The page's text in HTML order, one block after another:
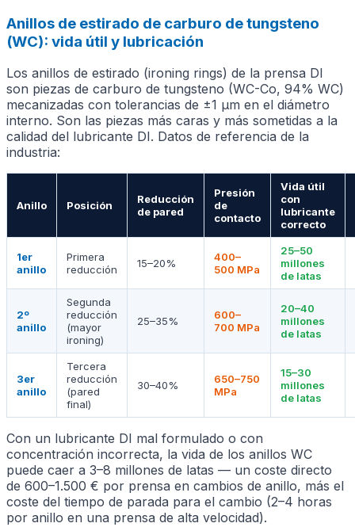
Anillos de estirado de carburo de tungsteno
(WC): vida útil y lubricación
Los anillos de estirado (ironing rings) de la prensa DI
son piezas de carburo de tungsteno (WC-Co, 94% WC)
mecanizadas con tolerancias de ±1 µm en el diámetro
interno. Son las piezas más caras y más sometidas a la
calidad del lubricante DI. Datos de referencia de la
industria:
Anillo Posición
Reducción
de pared
Presión
de
contacto
Vida útil
con
lubricante
correcto
1er
anillo
Primera
reducción
15–20%
400–
500 MPa
25–50
millones
de latas
2º
anillo
Segunda
reducción
(mayor
ironing)
25–35%
600–
700 MPa
20–40
millones
de latas
3er
anillo
Tercera
reducción
(pared
final)
30–40%
650–750
MPa
15–30
millones
de latas
Con un lubricante DI mal formulado o con
concentración incorrecta, la vida de los anillos WC
puede caer a 3–8 millones de latas — un coste directo
de 600–1.500 € por prensa en cambios de anillo, más el
coste del tiempo de parada para el cambio (2–4 horas
por anillo en una prensa de alta velocidad).